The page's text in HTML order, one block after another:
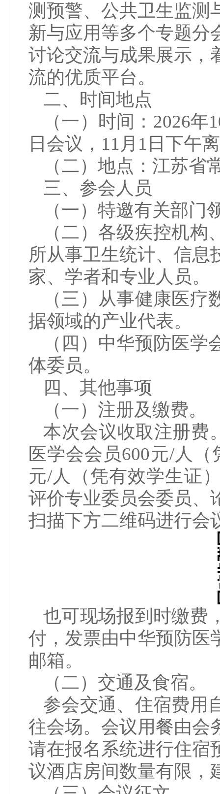
测预警、公共卫生监测
新与应用等多个专题分
讨论交流与成果展示，
流的优质平台。
二、时间地点
（一）时间：2026
日会议，11月1日下午
（二）地点：江苏
三、参会人员
（一）特邀有关部
（二）各级疾控机
所从事卫生统计、信息
家、学者和专业人员。
（三）从事健康医
据领域的产业代表。
（四）中华预防医
体委员。
四、其他事项
（一）注册及缴费。
本次会议收取注册费
医学会会员600元/人
元/人（凭有效学生证
评价专业委员会委员、
扫描下方二维码进行会
也可现场报到时缴费
付，发票由中华预防医
邮箱。
（二）交通及食宿。
参会交通、住宿费用
往会场。会议用餐由会
请在报名系统进行住宿
议酒店房间数量有限，